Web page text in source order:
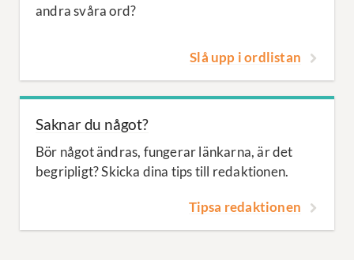
andra svåra ord?
Slå upp i ordlistan
Saknar du något?
Bör något ändras, fungerar länkarna, är det
begripligt? Skicka dina tips till redaktionen.
Tipsa redaktionen